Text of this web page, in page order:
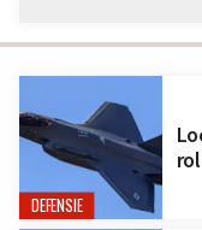
DEFENSIE